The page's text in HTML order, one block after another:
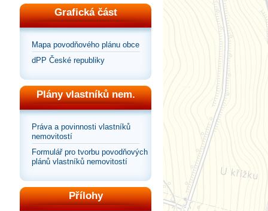
Grafická část
Mapa povodňového plánu obce
dPP České republiky
Plány vlastníků nem.
Práva a povinnosti vlastníků
nemovitostí
Formulář pro tvorbu povodňových
plánů vlastníků nemovitostí
Přílohy